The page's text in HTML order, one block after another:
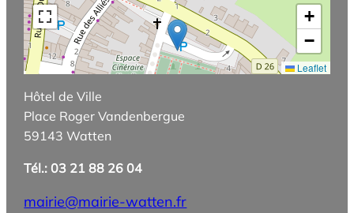
+
−
Leaflet
Hôtel de Ville
Place Roger Vandenbergue
59143 Watten
Tél.: 03 21 88 26 04
mairie@mairie-watten.fr